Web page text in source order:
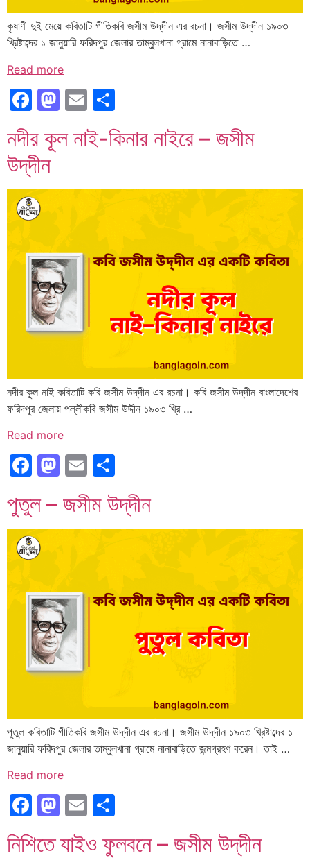
কৃষাণী দুই মেয়ে কবিতাটি গীতিকবি জসীম উদ্‌দীন এর রচনা। জসীম উদ্‌দীন ১৯০৩
খ্রিষ্টাব্দের ১ জানুয়ারি ফরিদপুর জেলার তাম্বুলখানা গ্রামে নানাবাড়িতে …
Read more
Facebook
Mastodon
Email
নদীর কূল নাই-কিনার নাইরে – জসীম
উদ্‌দীন
নদীর কূল নাই কবিতাটি কবি জসীম উদ্‌দীন এর রচনা। কবি জসীম উদ্‌দীন বাংলাদেশের
ফরিদপুর জেলায় পল্লীকবি জসীম উদ্দীন ১৯০৩ খ্রি …
Read more
Facebook
Mastodon
Email
পুতুল – জসীম উদ্‌দীন
পুতুল কবিতাটি গীতিকবি জসীম উদ্‌দীন এর রচনা। জসীম উদ্‌দীন ১৯০৩ খ্রিষ্টাব্দের ১
জানুয়ারি ফরিদপুর জেলার তাম্বুলখানা গ্রামে নানাবাড়িতে জন্মগ্রহণ করেন। তাই …
Read more
Facebook
Mastodon
Email
নিশিতে যাইও ফুলবনে – জসীম উদ্‌দীন